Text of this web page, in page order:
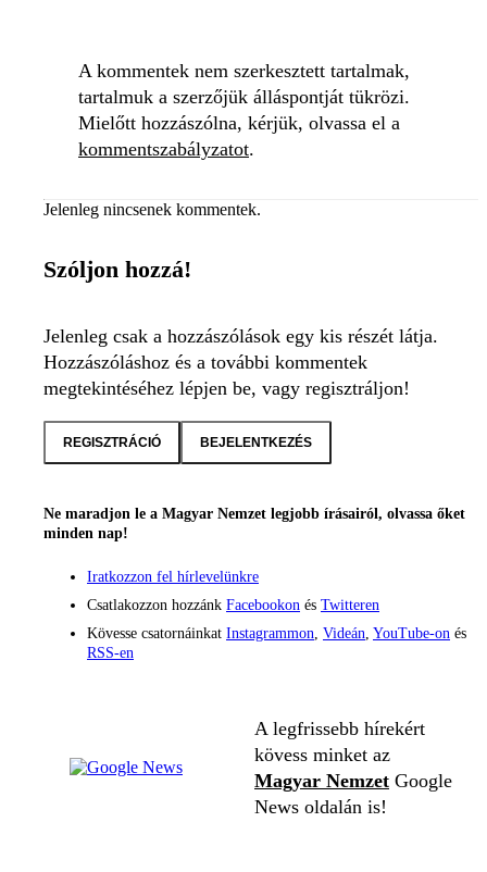
A kommentek nem szerkesztett tartalmak,
tartalmuk a szerzőjük álláspontját tükrözi.
Mielőtt hozzászólna, kérjük, olvassa el a
kommentszabályzatot.
Jelenleg nincsenek kommentek.
Szóljon hozzá!
Jelenleg csak a hozzászólások egy kis részét látja.
Hozzászóláshoz és a további kommentek
megtekintéséhez lépjen be, vagy regisztráljon!
REGISZTRÁCIÓ BEJELENTKEZÉS
Ne maradjon le a Magyar Nemzet legjobb írásairól, olvassa őket
minden nap!
Iratkozzon fel hírlevelünkre
Csatlakozzon hozzánk Facebookon és Twitteren
Kövesse csatornáinkat Instagrammon, Videán, YouTube-on és
RSS-en
A legfrissebb hírekért
kövess minket az
Magyar Nemzet Google
News oldalán is!